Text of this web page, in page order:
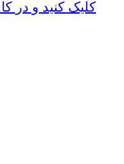
کلیک کنید و در